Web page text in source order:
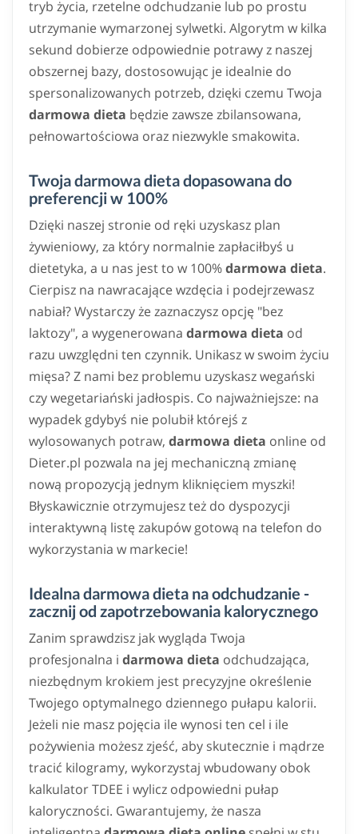
tryb życia, rzetelne odchudzanie lub po prostu
utrzymanie wymarzonej sylwetki. Algorytm w kilka
sekund dobierze odpowiednie potrawy z naszej
obszernej bazy, dostosowując je idealnie do
spersonalizowanych potrzeb, dzięki czemu Twoja
darmowa dieta będzie zawsze zbilansowana,
pełnowartościowa oraz niezwykle smakowita.
Twoja darmowa dieta dopasowana do
preferencji w 100%
Dzięki naszej stronie od ręki uzyskasz plan
żywieniowy, za który normalnie zapłaciłbyś u
dietetyka, a u nas jest to w 100%darmowa dieta.
Cierpisz na nawracające wzdęcia i podejrzewasz
nabiał? Wystarczy że zaznaczysz opcję "bez
laktozy", a wygenerowana darmowa dieta od
razu uwzględni ten czynnik. Unikasz w swoim życiu
mięsa? Z nami bez problemu uzyskasz wegański
czy wegetariański jadłospis. Co najważniejsze: na
wypadek gdybyś nie polubił którejś z
wylosowanych potraw, darmowa dieta online od
Dieter.pl pozwala na jej mechaniczną zmianę
nową propozycją jednym kliknięciem myszki!
Błyskawicznie otrzymujesz też do dyspozycji
interaktywną listę zakupów gotową na telefon do
wykorzystania w markecie!
Idealna darmowa dieta na odchudzanie -
zacznij od zapotrzebowania kalorycznego
Zanim sprawdzisz jak wygląda Twoja
profesjonalna i darmowa dieta odchudzająca,
niezbędnym krokiem jest precyzyjne określenie
Twojego optymalnego dziennego pułapu kalorii.
Jeżeli nie masz pojęcia ile wynosi ten cel i ile
pożywienia możesz zjeść, aby skutecznie i mądrze
tracić kilogramy, wykorzystaj wbudowany obok
kalkulator TDEE i wylicz odpowiedni pułap
kaloryczności. Gwarantujemy, że nasza